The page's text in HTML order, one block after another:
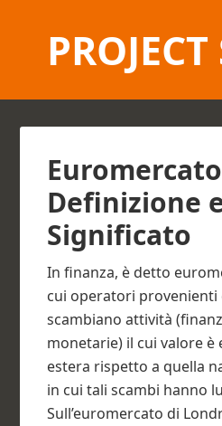
PROJECT
Definizione
Significato
In finanza, è detto
cui operatori provenienti
scambiano attività
monetarie) il cui valore è
estera rispetto a quella
in cui tali scambi hanno
Sull’euromercato di